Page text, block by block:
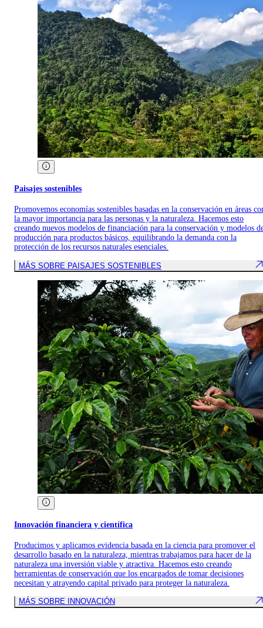
Paisajes sostenibles
Promovemos economías sostenibles basadas en la conservación en áreas
la mayor importancia para las personas y la naturaleza. Hacemos esto
creando nuevos modelos de financiación para la conservación y modelos
producción para productos básicos, equilibrando la demanda con la
protección de los recursos naturales esenciales.
MÁS SOBRE PAISAJES SOSTENIBLES
Innovación financiera y científica
Producimos y aplicamos evidencia basada en la ciencia para promover el
desarrollo basado en la naturaleza, mientras trabajamos para hacer de la
naturaleza una inversión viable y atractiva. Hacemos esto creando
herramientas de conservación que los encargados de tomar decisiones
necesitan y atrayendo capital privado para proteger la naturaleza.
MÁS SOBRE INNOVACIÓN